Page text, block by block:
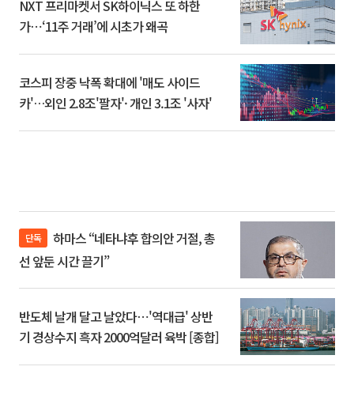
NXT 프리마켓서 SK하이닉스 또 하한
가⋯‘11주 거래’에 시초가 왜곡
코스피 장중 낙폭 확대에 '매도 사이드
카'…외인 2.8조'팔자'· 개인 3.1조 '사자'
단독
선 앞둔 시간 끌기”
반도체 날개 달고 날았다⋯'역대급' 상반
기 경상수지 흑자 2000억달러 육박 [종합]